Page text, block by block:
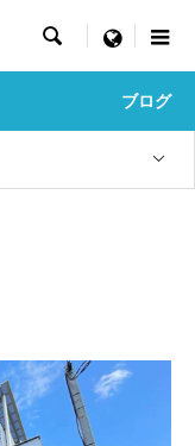
 menu
ブログ